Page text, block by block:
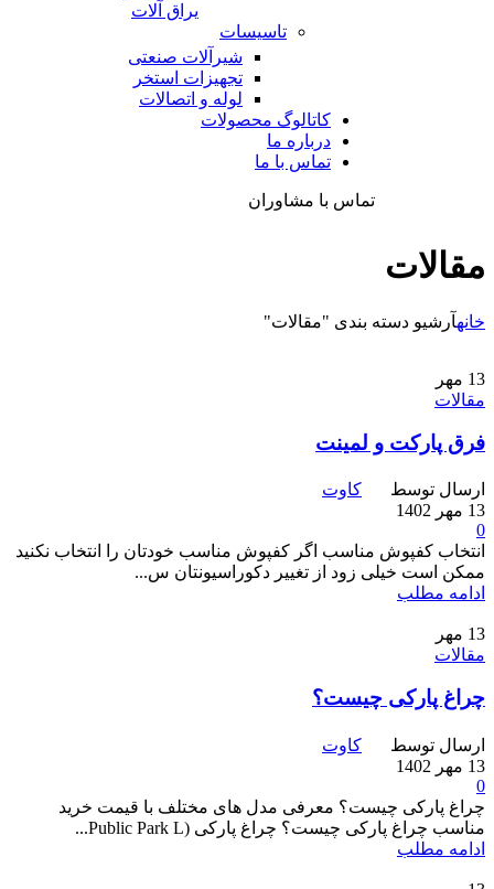
یراق آلات
تاسیسات
شیرآلات صنعتی
تجهیزات استخر
لوله و اتصالات
کاتالوگ محصولات
درباره ما
تماس با ما
تماس با مشاوران
مقالات
خانهآرشیو دسته بندی "مقالات"
13 مهر
مقالات
فرق پارکت و لمینت
ارسال توسط
کاوت
13 مهر 1402
0
انتخاب کفپوش مناسب اگر کفپوش مناسب خودتان را انتخاب نکنید
ممکن است خیلی زود از تغییر دکوراسیونتان س...
ادامه مطلب
13 مهر
مقالات
چراغ پارکی چیست؟
ارسال توسط
کاوت
13 مهر 1402
0
چراغ پارکی چیست؟ معرفی مدل های مختلف با قیمت خرید
مناسب چراغ پارکی چیست؟ چراغ پارکی (‏Public Park L...
ادامه مطلب